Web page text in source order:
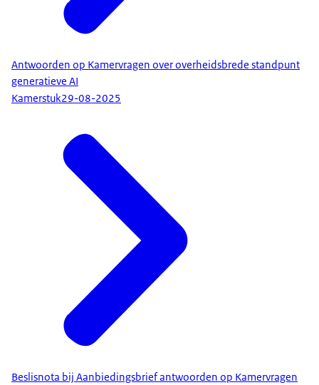
Antwoorden op Kamervragen over overheidsbrede standpunt
generatieve AI
Kamerstuk29-08-2025
Beslisnota bij Aanbiedingsbrief antwoorden op Kamervragen